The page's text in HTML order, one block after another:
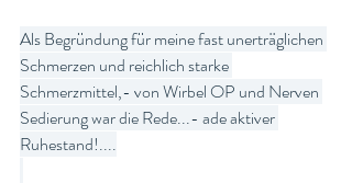
Als Begründung für meine fast unerträglichen
Schmerzen und reichlich starke
Schmerzmittel,- von Wirbel OP und Nerven
Sedierung war die Rede...- ade aktiver
Ruhestand!....